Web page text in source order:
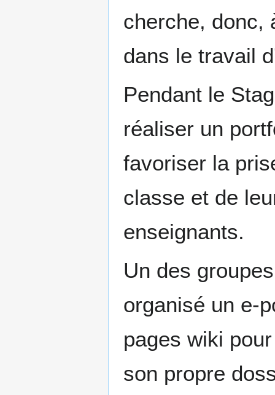
cherche, donc,
dans le travail
Pendant le
réaliser un
favoriser la
classe et de
enseignants.
Un des
organisé un e-
pages wiki
son propre